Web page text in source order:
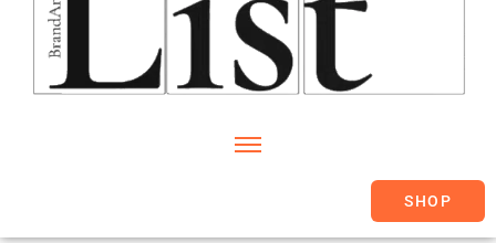
SHOP